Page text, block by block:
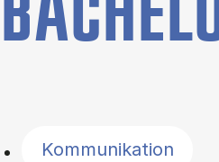
Kommunikation